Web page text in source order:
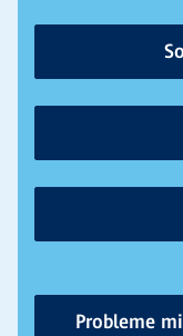
Probleme